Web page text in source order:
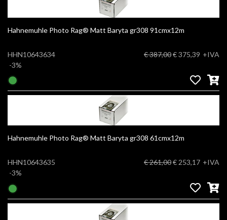
Hahnemuhle Photo Rag® Matt Baryta gr308 91cmx12m
HHN10643634
-3%
€ 387,00€ 375,39 +IVA
Hahnemuhle Photo Rag® Matt Baryta gr308 61cmx12m
HHN10643635
-3%
€ 261,00€ 253,17 +IVA